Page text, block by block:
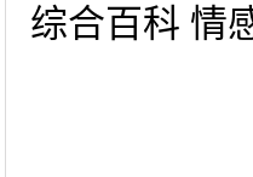
综合百科 情